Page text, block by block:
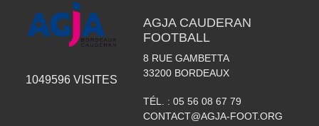
1049596VISITES
AGJA CAUDERAN
FOOTBALL
8 RUE GAMBETTA
33200 BORDEAUX
TÉL. : 05 56 08 67 79
CONTACT@AGJA-FOOT.ORG